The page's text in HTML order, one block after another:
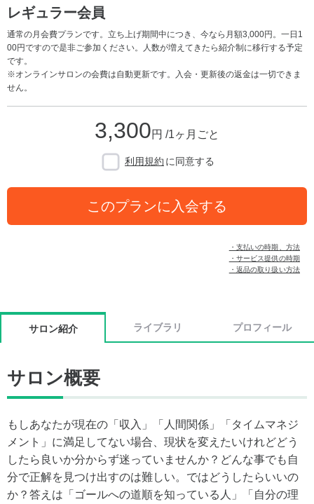
レギュラー会員
通常の月会費プランです。立ち上げ期間中につき、今なら月額3,000円。一日1
00円ですので是非ご参加ください。人数が増えてきたら紹介制に移行する予定
です。
※オンラインサロンの会費は自動更新です。入会・更新後の返金は一切できま
せん。
3,300円 /1ヶ月ごと
利用規約 に同意する
このプランに入会する
・支払いの時期、方法
・サービス提供の時期
・返品の取り扱い方法
サロン紹介 ライブラリ プロフィール
サロン概要
もしあなたが現在の「収入」「人間関係」「タイムマネジ
メント」に満足してない場合、現状を変えたいけれどどう
したら良いか分からず迷っていませんか？どんな事でも自
分で正解を見つけ出すのは難しい。ではどうしたらいいの
か？答えは「ゴールへの道順を知っている人」「自分の理